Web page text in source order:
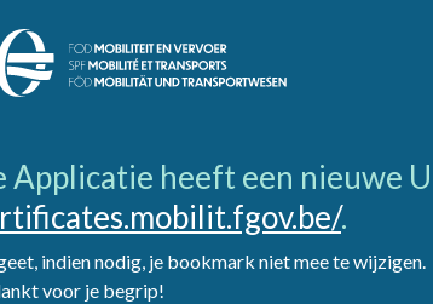
Applicatie heeft een nieuwe
.
indien nodig, je bookmark niet mee te wijzigen.
voor je begrip!